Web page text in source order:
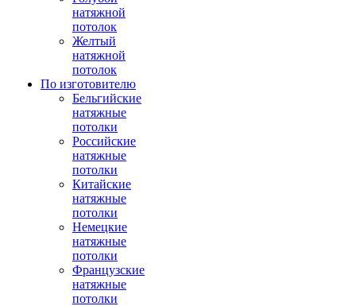
натяжной
потолок
Желтый
натяжной
потолок
По изготовителю
Бельгийские
натяжные
потолки
Российские
натяжные
потолки
Китайские
натяжные
потолки
Немецкие
натяжные
потолки
Французские
натяжные
потолки